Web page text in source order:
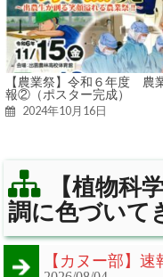
【農業祭】令和６年度 農
報②（ポスター完成）
2024年10月16日
【植物
調に色づいて
【カヌー部】